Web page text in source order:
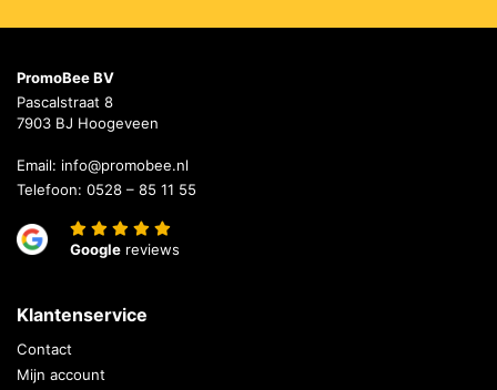
PromoBee BV
Pascalstraat 8
7903 BJ Hoogeveen
Email: info@promobee.nl
Telefoon: 0528 – 85 11 55
Google reviews
Klantenservice
Contact
Mijn account